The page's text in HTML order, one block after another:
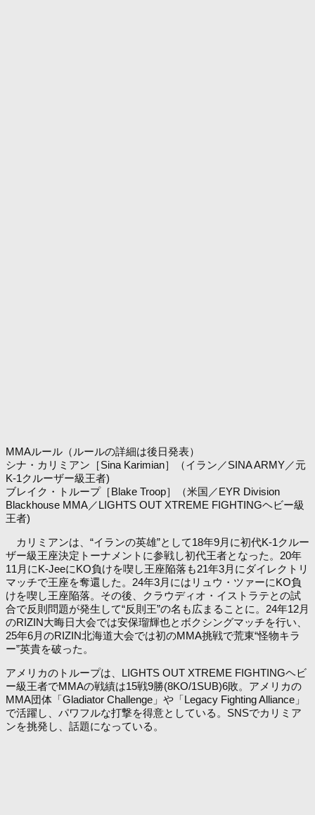
MMAルール（ルールの詳細は後日発表）
シナ・カリミアン［Sina Karimian］（イラン／SINA ARMY／元
K-1クルーザー級王者)
ブレイク・トループ［Blake Troop］（米国／EYR Division
Blackhouse MMA／LIGHTS OUT XTREME FIGHTINGヘビー級
王者)
カリミアンは、“イランの英雄”として18年9月に初代K-1クルー
ザー級王座決定トーナメントに参戦し初代王者となった。20年
11月にK-JeeにKO負けを喫し王座陥落も21年3月にダイレクトリ
マッチで王座を奪還した。24年3月にはリュウ・ツァーにKO負
けを喫し王座陥落。その後、クラウディオ・イストラテとの試
合で反則問題が発生して“反則王”の名も広まることに。24年12月
のRIZIN大晦日大会では安保瑠輝也とボクシングマッチを行い、
25年6月のRIZIN北海道大会では初のMMA挑戦で荒東“怪物キラ
ー”英貴を破った。
アメリカのトループは、LIGHTS OUT XTREME FIGHTINGヘビ
ー級王者でMMAの戦績は15戦9勝(8KO/1SUB)6敗。アメリカの
MMA団体「Gladiator Challenge」や「Legacy Fighting Alliance」
で活躍し、パワフルな打撃を得意としている。SNSでカリミア
ンを挑発し、話題になっている。